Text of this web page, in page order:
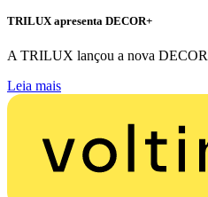
TRILUX apresenta DECOR+
A TRILUX lançou a nova
Leia mais